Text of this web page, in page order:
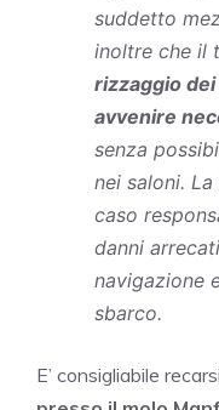
suddetto
inoltre che il
rizzaggio
avvenire
senza
nei saloni.
caso
danni
navigazione
sbarco.
E’ consigliabile recarsi